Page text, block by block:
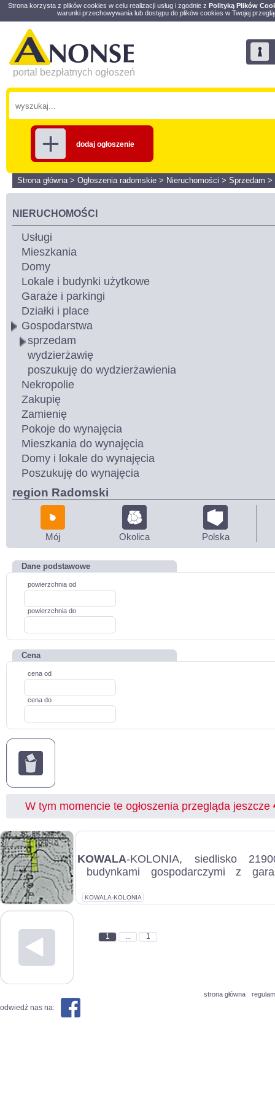
Strona korzysta z plików cookies w celu realizacji usług i zgodnie z Polityką Plików
warunki przechowywania lub dostępu do plików cookies w Twojej
portal bezpłatnych ogłoszeń
dodaj ogłoszenie
Strona główna> Ogłoszenia radomskie > Nieruchomości > Sprzedam >
NIERUCHOMOŚCI
Usługi
Mieszkania
Domy
Lokale i budynki użytkowe
Garaże i parkingi
Działki i place
Gospodarstwa
sprzedam
wydzierżawię
poszukuję do wydzierżawienia
Nekropolie
Zakupię
Zamienię
Pokoje do wynajęcia
Mieszkania do wynajęcia
Domy i lokale do wynajęcia
Poszukuję do wynajęcia
region Radomski
Mój Okolica Polska
Dane podstawowe
powierzchnia od
powierzchnia do
Cena
cena od
cena do
W tym momencie te ogłoszenia przegląda jeszcze
KOWALA-KOLONIA, siedlisko
budynkami gospodarczymi z
pow.240m2 i 140m2...
KOWALA-KOLONIA
1 ... 1
strona główna
odwiedź nas na: